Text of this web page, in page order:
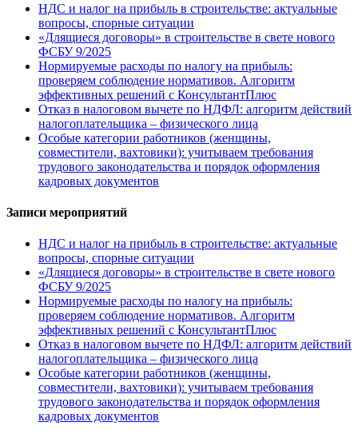
НДС и налог на прибыль в строительстве: актуальные
вопросы, спорные ситуации
«Длящиеся договоры» в строительстве в свете нового
ФСБУ 9/2025
Нормируемые расходы по налогу на прибыль:
проверяем соблюдение нормативов. Алгоритм
эффективных решений с КонсультантПлюс
Отказ в налоговом вычете по НДФЛ: алгоритм действий
налогоплательщика – физического лица
Особые категории работников (женщины,
совместители, вахтовики): учитываем требования
трудового законодательства и порядок оформления
кадровых документов
Записи мероприятий
НДС и налог на прибыль в строительстве: актуальные
вопросы, спорные ситуации
«Длящиеся договоры» в строительстве в свете нового
ФСБУ 9/2025
Нормируемые расходы по налогу на прибыль:
проверяем соблюдение нормативов. Алгоритм
эффективных решений с КонсультантПлюс
Отказ в налоговом вычете по НДФЛ: алгоритм действий
налогоплательщика – физического лица
Особые категории работников (женщины,
совместители, вахтовики): учитываем требования
трудового законодательства и порядок оформления
кадровых документов